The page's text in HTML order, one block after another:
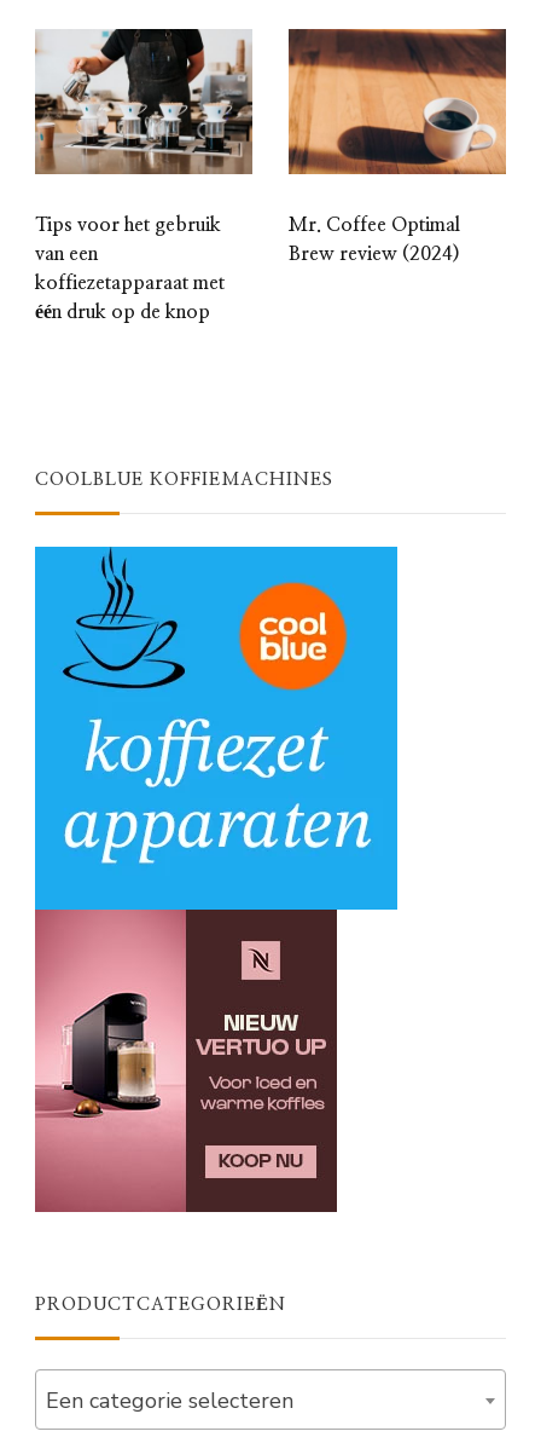
Tips voor het gebruik
van een
koffiezetapparaat met
één druk op de knop
Mr. Coffee Optimal
Brew review (2024)
COOLBLUE KOFFIEMACHINES
PRODUCTCATEGORIEËN
Een categorie selecteren